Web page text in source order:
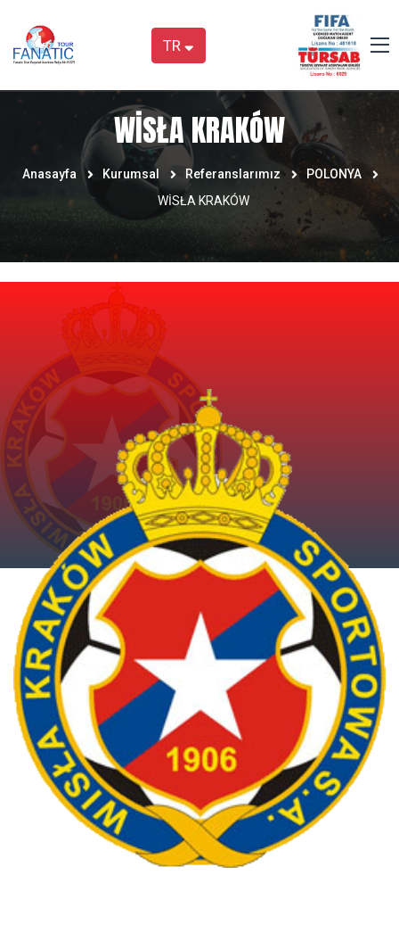
TR
WİSŁA KRAKÓW
Anasayfa Kurumsal Referanslarımız
POLONYA
WİSŁA KRAKÓW